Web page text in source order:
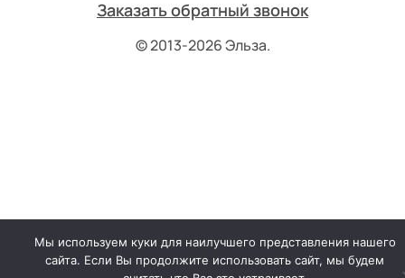
Заказать обратный звонок
© 2013-2026 Эльза.
Мы используем куки для наилучшего представления нашего
сайта. Если Вы продолжите использовать сайт, мы будем